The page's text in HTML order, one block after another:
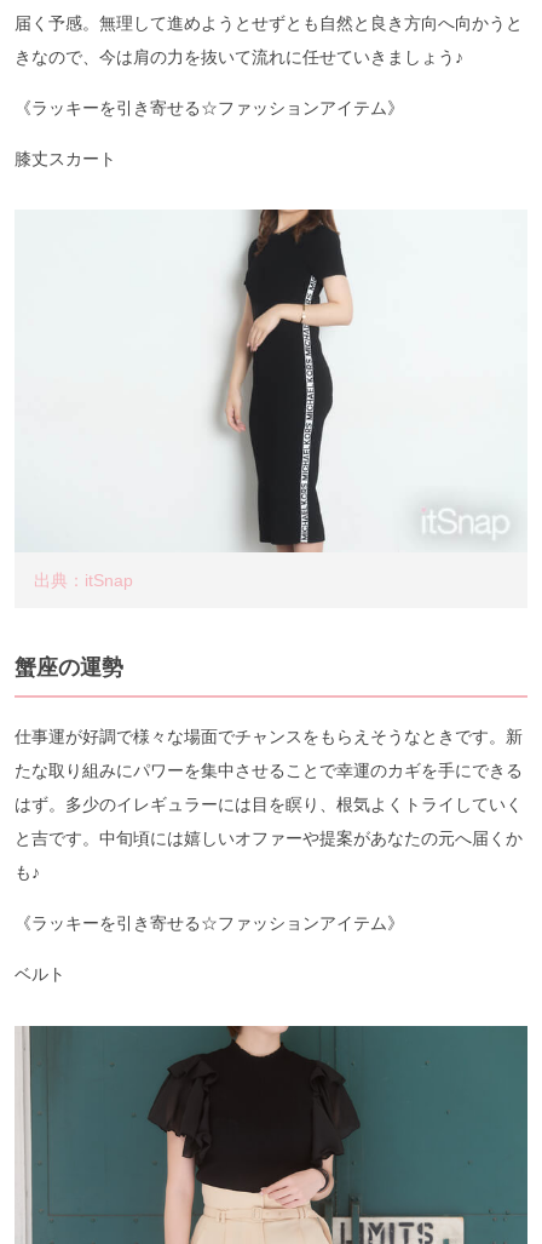
届く予感。無理して進めようとせずとも自然と良き方向へ向かうと
きなので、今は肩の力を抜いて流れに任せていきましょう♪
《ラッキーを引き寄せる☆ファッションアイテム》
膝丈スカート
出典：itSnap
蟹座の運勢
仕事運が好調で様々な場面でチャンスをもらえそうなときです。新
たな取り組みにパワーを集中させることで幸運のカギを手にできる
はず。多少のイレギュラーには目を瞑り、根気よくトライしていく
と吉です。中旬頃には嬉しいオファーや提案があなたの元へ届くか
も♪
《ラッキーを引き寄せる☆ファッションアイテム》
ベルト